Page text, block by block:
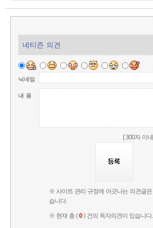
네티즌 의견
닉네임
내 용
[ 300자 이
※ 사이트 관리 규정에 어긋나는 의견글
습니다.
※ 현재 총 (0) 건의 독자의견이 있습니다.